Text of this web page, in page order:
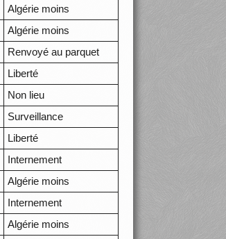
Algérie moins
Algérie moins
Renvoyé au parquet
Liberté
Non lieu
Surveillance
Liberté
Internement
Algérie moins
Internement
Algérie moins